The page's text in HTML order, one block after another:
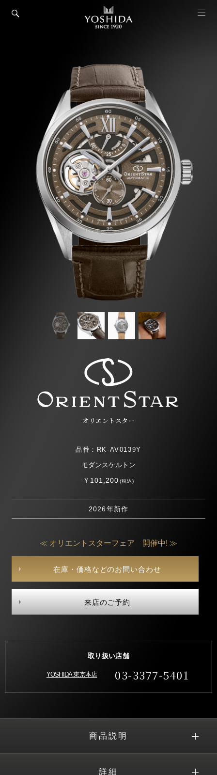
オリエントスター
品番：RK-AV0139Y
モダンスケルトン
￥101,200(税込)
2026年新作
≪ オリエントスターフェア 開催中! ≫
在庫・価格などのお問い合わせ
来店のご予約
取り扱い店舗
YOSHIDA 東京本店 03-3377-5401
商品説明
詳細